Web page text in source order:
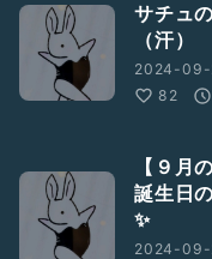
サチュ
（汗）
2024-09-
82
【９月
誕生日
✨
2024-09-